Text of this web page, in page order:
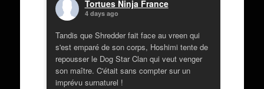
Tortues Ninja France
4 days ago
Tandis que Shredder fait face au vreen qui
s'est emparé de son corps, Hoshimi tente de
repousser le Dog Star Clan qui veut venger
son maître. C'était sans compter sur un
imprévu surnaturel !